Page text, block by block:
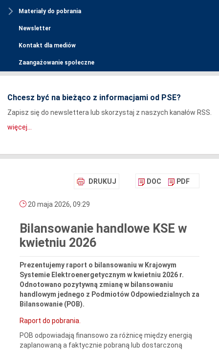
Materiały do pobrania
Newsletter
Kontakt dla mediów
Zaangażowanie społeczne
Chcesz być na bieżąco z informacjami od PSE?
Zapisz się do newslettera lub skorzystaj z naszych kanałów RSS.
więcej...
DRUKUJ DOC PDF
20 maja 2026, 09:29
Bilansowanie handlowe KSE w
kwietniu 2026
Prezentujemy raport o bilansowaniu w Krajowym
Systemie Elektroenergetycznym w kwietniu 2026 r.
Odnotowano pozytywną zmianę w bilansowaniu
handlowym jednego z Podmiotów Odpowiedzialnych za
Bilansowanie (POB).
Raport do pobrania.
POB odpowiadają finansowo za różnicę między energią
zaplanowaną a faktycznie pobraną lub dostarczoną